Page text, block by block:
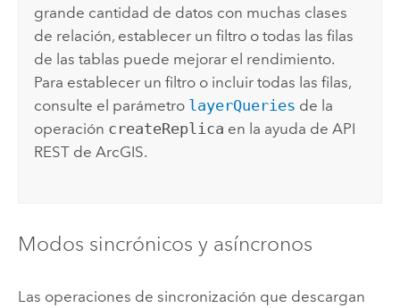
grande cantidad de datos con muchas clases
de relación, establecer un filtro o todas las filas
de las tablas puede mejorar el rendimiento.
Para establecer un filtro o incluir todas las filas,
consulte el parámetro layerQueries de la
operación createReplica en la ayuda deAPI
REST de ArcGIS.
Modos sincrónicos y asíncronos
Las operaciones de sincronización que descargan